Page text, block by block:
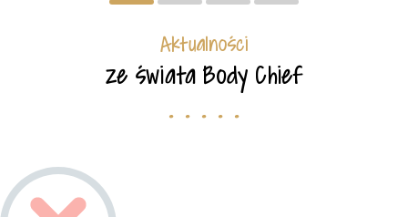
1
2
Aktualności
ze świata Body Chief
. . . . .